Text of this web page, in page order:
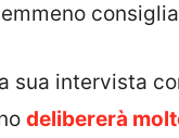
sua intervista
delibererà